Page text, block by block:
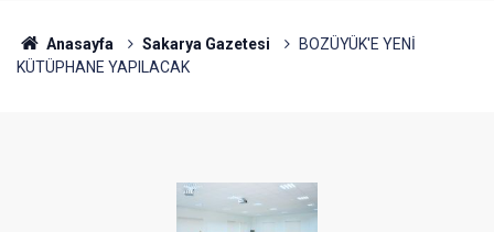
Anasayfa Sakarya Gazetesi
BOZÜYÜK'E YENİ
KÜTÜPHANE YAPILACAK